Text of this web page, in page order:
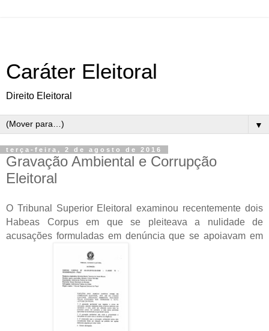
Caráter Eleitoral
Direito Eleitoral
▼
terça-feira, 2 de agosto de 2016
Gravação Ambiental e Corrupção
Eleitoral
O Tribunal Superior Eleitoral examinou recentemente dois
Habeas Corpus em que se pleiteava a nulidade de
acusações formuladas em denúncia que se apoiavam em